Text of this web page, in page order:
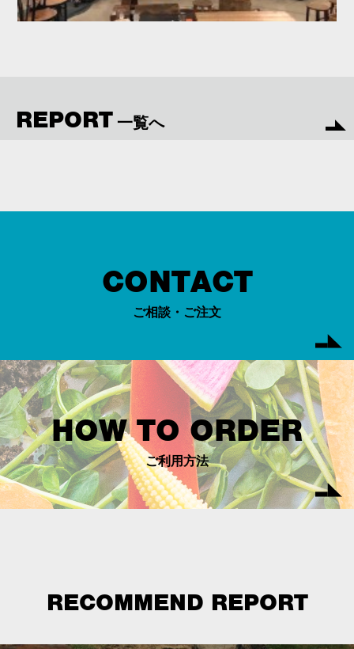
REPORT 一覧へ
CONTACT
ご相談・ご注文
HOW TO ORDER
ご利用方法
RECOMMEND REPORT